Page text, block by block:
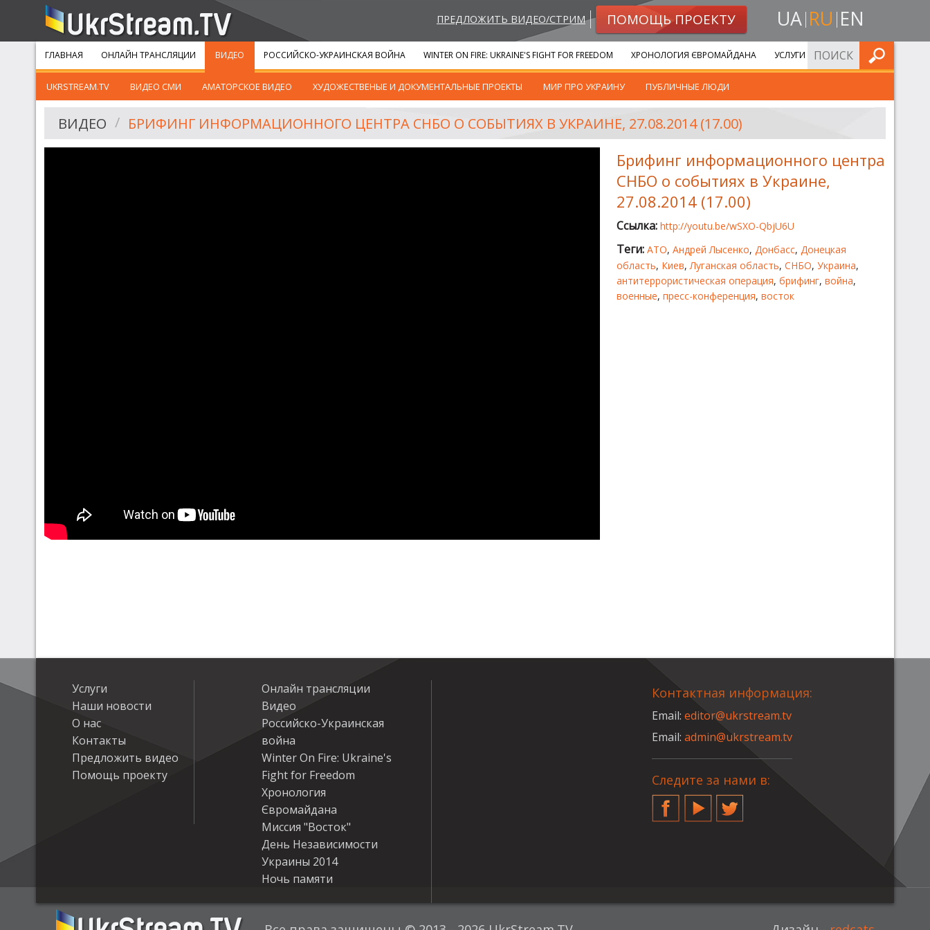
ПРЕДЛОЖИТЬ ВИДЕО/СТРИМ ПОМОЩЬ ПРОЕКТУ UA RU EN
ГЛАВНАЯ ОНЛАЙН ТРАНСЛЯЦИИ ВИДЕО
UKRSTREAM.TV ВИДЕО СМИ АМАТОРСКОЕ ВИДЕО ХУДОЖЕСТВЕНЫЕ И ДОКУМЕНТАЛЬНЫЕ ПРОЕКТЫ МИР ПРО УКРАИНУ ПУБЛИЧНЫЕ ЛЮДИ
РОССИЙСКО-УКРАИНСКАЯ ВОЙНА WINTER ON FIRE: UKRAINE'S FIGHT FOR FREEDOM ХРОНОЛОГИЯ ЄВРОМАЙДАНА УСЛУГИ ИСКАТЬ
ВИДЕО БРИФИНГ ИНФОРМАЦИОННОГО ЦЕНТРА СНБО О СОБЫТИЯХ В УКРАИНЕ, 27.08.2014 (17.00)
Брифинг информационного центра
СНБО о событиях в Украине,
27.08.2014 (17.00)
Ссылка: http://youtu.be/wSXO-QbjU6U
Теги: АТО, Андрей Лысенко, Донбасс, Донецкая
область, Киев,Луганская область, СНБО, Украина,
антитеррористическая операция, брифинг, война,
военные, пресс-конференция, восток
Услуги
Наши новости
О нас
Контакты
Предложить видео
Помощь проекту
Онлайн трансляции
Видео
Российско-Украинская
война
Winter On Fire: Ukraine's
Fight for Freedom
Хронология
Євромайдана
Миссия "Восток"
День Независимости
Украины 2014
Ночь памяти
Контактная информация:
Email:editor@ukrstream.tv
Email:admin@ukrstream.tv
Следите за нами в:
FacebookYouTubeTwitter